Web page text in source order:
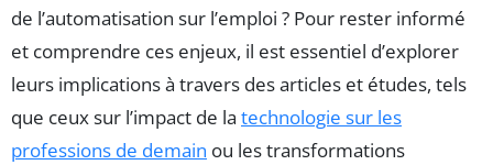
de l’automatisation sur l’emploi ? Pour rester informé
et comprendre ces enjeux, il est essentiel d’explorer
leurs implications à travers des articles et études, tels
que ceux sur l’impact de la technologie sur les
professions de demain ou les transformations